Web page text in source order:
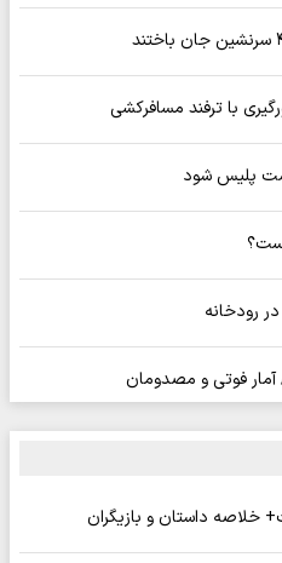
با ترفند مسافرکشی
پلیس شود
رودخانه
آمار فوتی و مصدومان
داستان و بازیگران